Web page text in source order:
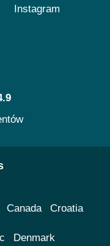
Instagram
Canada Croatia
Denmark